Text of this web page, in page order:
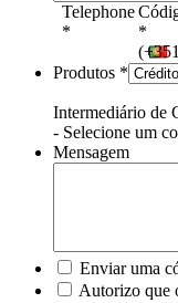
Telephone
*
*
Produtos *
Intermediário de
- Selecione um
Mensagem
Enviar uma
Autorizo que